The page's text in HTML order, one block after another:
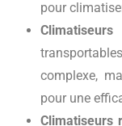
pour
complexe,
pour une
Climatiseurs